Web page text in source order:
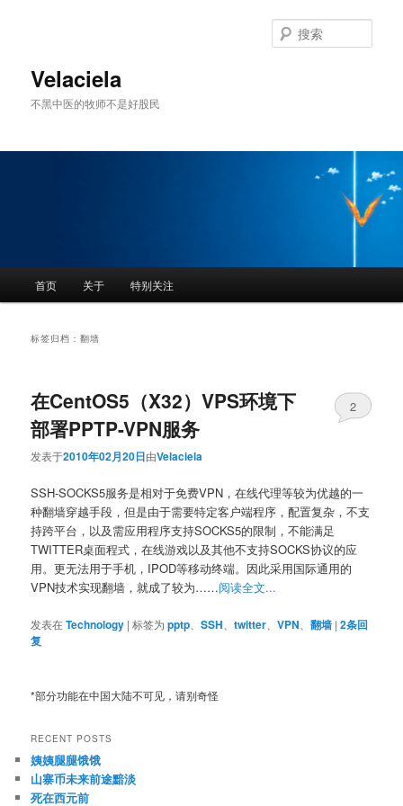
Velaciela
不黑中医的牧师不是好股民
索
首页 关于 特别关注
标签归档：翻墙
在CentOS5（X32）VPS环境下
部署PPTP-VPN服务
发表于2010年02月20日由Velaciela
2
SSH-SOCKS5服务是相对于免费VPN，在线代理等较为优越的一
种翻墙穿越手段，但是由于需要特定客户端程序，配置复杂，不支
持跨平台，以及需应用程序支持SOCKS5的限制，不能满足
TWITTER桌面程式，在线游戏以及其他不支持SOCKS协议的应
用。更无法用于手机，IPOD等移动终端。因此采用国际通用的
VPN技术实现翻墙，就成了较为……阅读全文...
发表在Technology |标签为 pptp 、SSH 、twitter 、VPN 、翻墙 |2条回
复
*部分功能在中国大陆不可见，请别奇怪
RECENT POSTS
姨姨腿腿饿饿
山寨币未来前途黯淡
死在西元前